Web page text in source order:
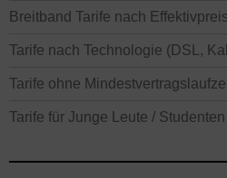
Breitband Tarife nach Effektivpreis
Tarife nach Technologie (DSL,
Tarife ohne
Tarife für Junge Leute / Studenten